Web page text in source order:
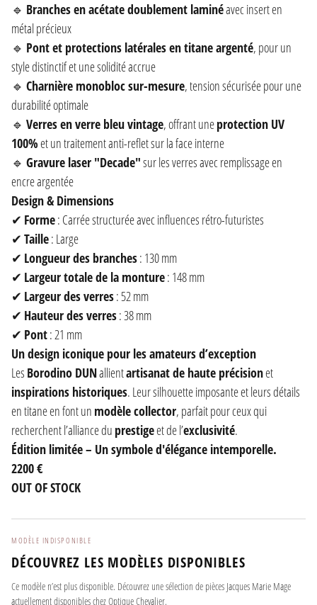
🔹 Branches en acétate doublement laminéavec insert en
métal précieux
🔹 Pont et protections latérales en titane argenté, pour un
style distinctif et une solidité accrue
🔹 Charnière monobloc sur-mesure, tension sécurisée pour une
durabilité optimale
🔹 Verres en verre bleu vintage, offrant uneprotection UV
100%et un traitement anti-reflet sur la face interne
🔹 Gravure laser "Decade"sur les verres avec remplissage en
encre argentée
Design & Dimensions
✔ Forme: Carrée structurée avec influences rétro-futuristes
✔ Taille: Large
✔ Longueur des branches: 130 mm
✔ Largeur totale de la monture: 148 mm
✔ Largeur des verres: 52 mm
✔ Hauteur des verres: 38 mm
✔ Pont: 21 mm
Un design iconique pour les amateurs d’exception
Les Borodino DUNallientartisanat de haute précisionet
inspirations historiques. Leur silhouette imposante et leurs détails
en titane en font un modèle collector, parfait pour ceux qui
recherchent l’alliance du prestigeet de l’exclusivité.
Édition limitée – Un symbole d'élégance intemporelle.
2200 €
OUT OF STOCK
MODÈLE INDISPONIBLE
DÉCOUVREZ LES MODÈLES DISPONIBLES
Ce modèle n’est plus disponible. Découvrez une sélection de pièces Jacques Marie Mage
actuellement disponibles chez Optique Chevalier.